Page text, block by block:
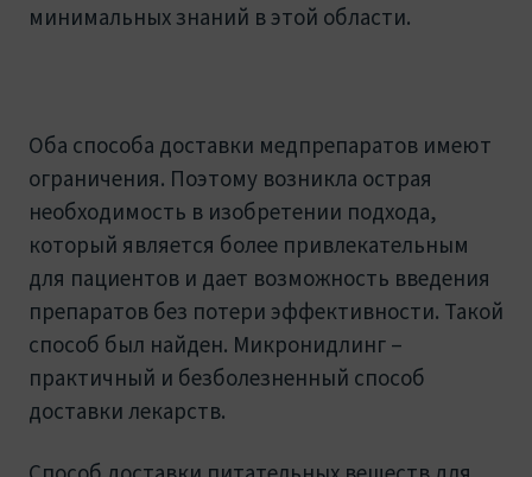
минимальных знаний в этой области.
Оба способа доставки медпрепаратов имеют
ограничения. Поэтому возникла острая
необходимость в изобретении подхода,
который является более привлекательным
для пациентов и дает возможность введения
препаратов без потери эффективности. Такой
способ был найден. Микронидлинг –
практичный и безболезненный способ
доставки лекарств.